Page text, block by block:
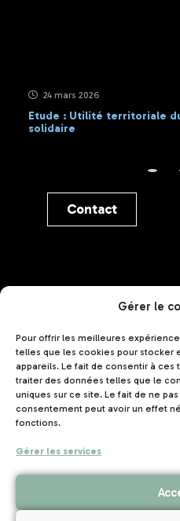
Gérer le
Pour offrir les meilleures
telles que les cookies pour stocker
appareils. Le fait de consentir à
traiter des données telles que le
uniques sur ce site. Le fait de ne
consentement peut avoir un effet
fonctions.
Gérer les services
24 mars 2026
Etude : Utilité territoriale
solidaire
Contact
Mentions légales